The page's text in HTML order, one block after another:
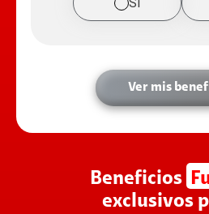
Ver mis
Beneficios
exclusivos